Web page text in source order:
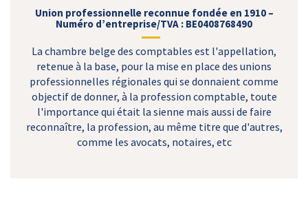
Union professionnelle reconnue fondée en 1910 –
Numéro d’entreprise/TVA : BE0408768490
La chambre belge des comptables est l'appellation,
retenue à la base, pour la mise en place des unions
professionnelles régionales qui se donnaient comme
objectif de donner, à la profession comptable, toute
l'importance qui était la sienne mais aussi de faire
reconnaître, la profession, au même titre que d'autres,
comme les avocats, notaires, etc